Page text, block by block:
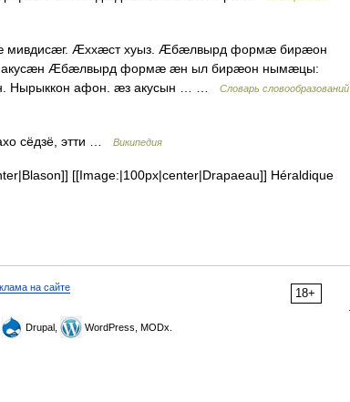
мивдисæг. Æххæст хуыз. Æбæлвырд формæ бирæон
Æбæлвырд формæ æн ыл бирæон нымæцы:
Нырыккон афон. æз акусын … …
Словарь словообразований
сёдзё, этти … Википедия
[[Image:|100px|center|Drapaeau]] Héraldique
18+
на сайте
Drupal, WordPress, MODx.